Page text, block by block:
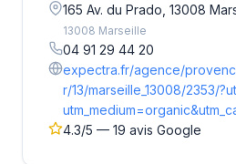
165 Av. du Prado, 13008
13008 Marseille
04 91 29 44 20
expectra.fr/agence/
r/13/marseille_13008/2353/
4.3/5 — 19 avis Google